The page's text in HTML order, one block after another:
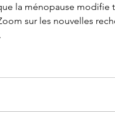
la ménopause modifie
sur les nouvelles